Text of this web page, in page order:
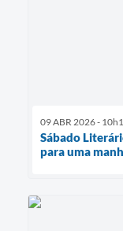
09 ABR 2026 -
Sábado
para uma